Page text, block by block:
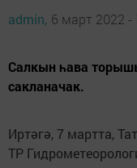
admin, 6 март 2022 -
Салкын һава
сакланачак.
Иртәгә, 7 мартта,
ТР